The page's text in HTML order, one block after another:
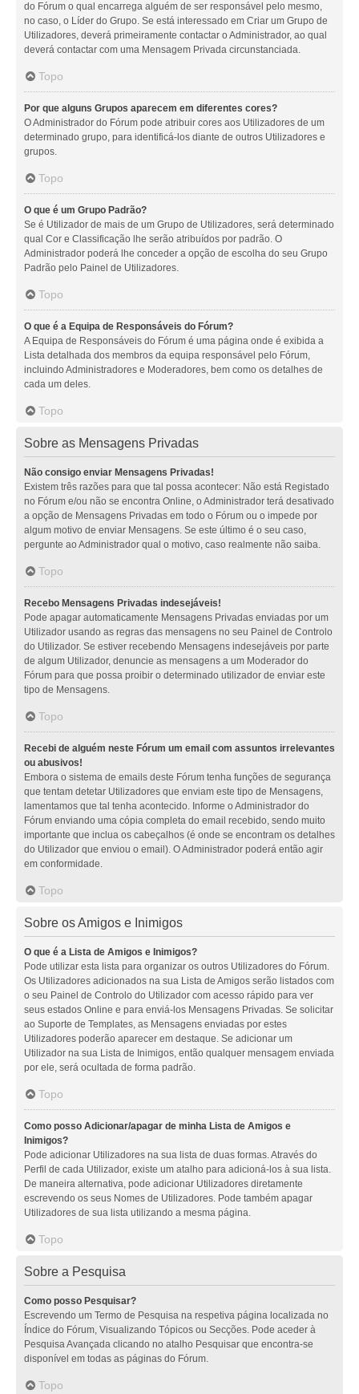
do Fórum o qual encarrega alguém de ser responsável pelo mesmo,
no caso, o Líder do Grupo. Se está interessado em Criar um Grupo de
Utilizadores, deverá primeiramente contactar o Administrador, ao qual
deverá contactar com uma Mensagem Privada circunstanciada.
Topo
Por que alguns Grupos aparecem em diferentes cores?
O Administrador do Fórum pode atribuir cores aos Utilizadores de um
determinado grupo, para identificá-los diante de outros Utilizadores e
grupos.
Topo
O que é um Grupo Padrão?
Se é Utilizador de mais de um Grupo de Utilizadores, será determinado
qual Cor e Classificação lhe serão atribuídos por padrão. O
Administrador poderá lhe conceder a opção de escolha do seu Grupo
Padrão pelo Painel de Utilizadores.
Topo
O que é a Equipa de Responsáveis do Fórum?
A Equipa de Responsáveis do Fórum é uma página onde é exibida a
Lista detalhada dos membros da equipa responsável pelo Fórum,
incluindo Administradores e Moderadores, bem como os detalhes de
cada um deles.
Topo
Sobre as Mensagens Privadas
Não consigo enviar Mensagens Privadas!
Existem três razões para que tal possa acontecer: Não está Registado
no Fórum e/ou não se encontra Online, o Administrador terá desativado
a opção de Mensagens Privadas em todo o Fórum ou o impede por
algum motivo de enviar Mensagens. Se este último é o seu caso,
pergunte ao Administrador qual o motivo, caso realmente não saiba.
Topo
Recebo Mensagens Privadas indesejáveis!
Pode apagar automaticamente Mensagens Privadas enviadas por um
Utilizador usando as regras das mensagens no seu Painel de Controlo
do Utilizador. Se estiver recebendo Mensagens indesejáveis por parte
de algum Utilizador, denuncie as mensagens a um Moderador do
Fórum para que possa proibir o determinado utilizador de enviar este
tipo de Mensagens.
Topo
Recebi de alguém neste Fórum um email com assuntos irrelevantes
ou abusivos!
Embora o sistema de emails deste Fórum tenha funções de segurança
que tentam detetar Utilizadores que enviam este tipo de Mensagens,
lamentamos que tal tenha acontecido. Informe o Administrador do
Fórum enviando uma cópia completa do email recebido, sendo muito
importante que inclua os cabeçalhos (é onde se encontram os detalhes
do Utilizador que enviou o email). O Administrador poderá então agir
em conformidade.
Topo
Sobre os Amigos e Inimigos
O que é a Lista de Amigos e Inimigos?
Pode utilizar esta lista para organizar os outros Utilizadores do Fórum.
Os Utilizadores adicionados na sua Lista de Amigos serão listados com
o seu Painel de Controlo do Utilizador com acesso rápido para ver
seus estados Online e para enviá-los Mensagens Privadas. Se solicitar
ao Suporte de Templates, as Mensagens enviadas por estes
Utilizadores poderão aparecer em destaque. Se adicionar um
Utilizador na sua Lista de Inimigos, então qualquer mensagem enviada
por ele, será ocultada de forma padrão.
Topo
Como posso Adicionar/apagar de minha Lista de Amigos e
Inimigos?
Pode adicionar Utilizadores na sua lista de duas formas. Através do
Perfil de cada Utilizador, existe um atalho para adicioná-los à sua lista.
De maneira alternativa, pode adicionar Utilizadores diretamente
escrevendo os seus Nomes de Utilizadores. Pode também apagar
Utilizadores de sua lista utilizando a mesma página.
Topo
Sobre a Pesquisa
Como posso Pesquisar?
Escrevendo um Termo de Pesquisa na respetiva página localizada no
Índice do Fórum, Visualizando Tópicos ou Secções. Pode aceder à
Pesquisa Avançada clicando no atalho Pesquisar que encontra-se
disponível em todas as páginas do Fórum.
Topo